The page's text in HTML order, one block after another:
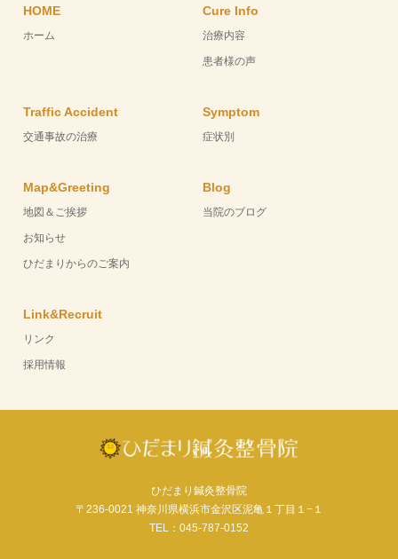
HOME
ホーム
Cure Info
治療内容
患者様の声
Traffic Accident
交通事故の治療
Symptom
症状別
Map&Greeting
地図＆ご挨拶
お知らせ
ひだまりからのご案内
Blog
当院のブログ
Link&Recruit
リンク
採用情報
ひだまり鍼灸整骨院
〒236-0021 神奈川県横浜市金沢区泥亀１丁目１−１
TEL：045-787-0152